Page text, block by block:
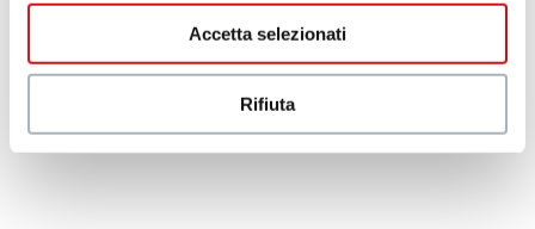
Accetta selezionati
Rifiuta